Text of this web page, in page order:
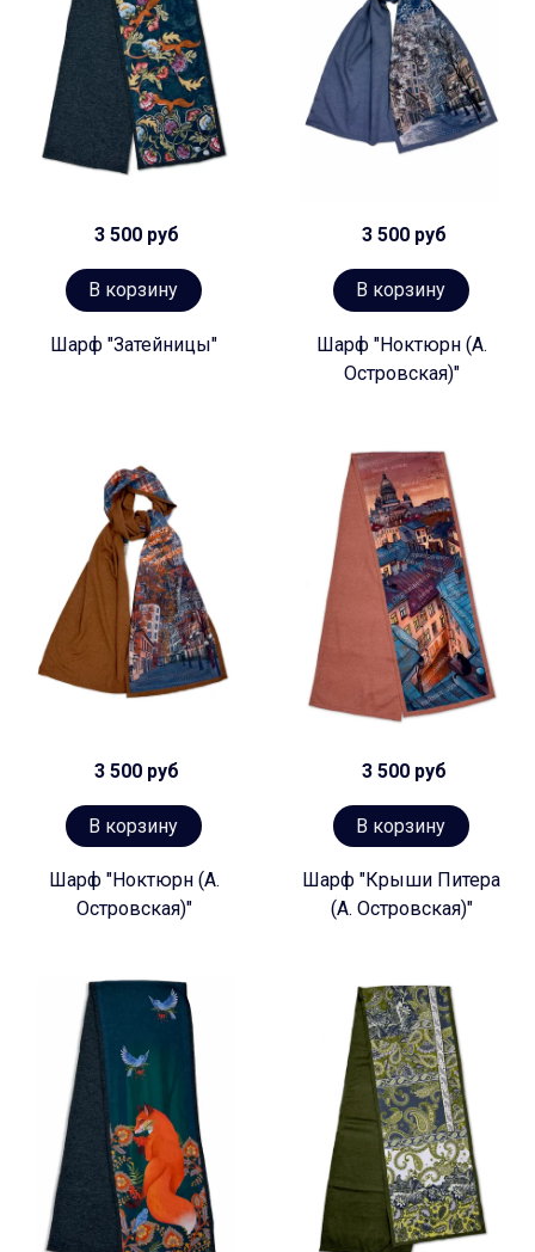
3 500 руб
В корзину
Шарф "Затейницы"
3 500 руб
В корзину
Шарф "Ноктюрн (А.
Островская)"
3 500 руб
В корзину
Шарф "Ноктюрн (А.
Островская)"
3 500 руб
В корзину
Шарф "Крыши Питера
(А. Островская)"